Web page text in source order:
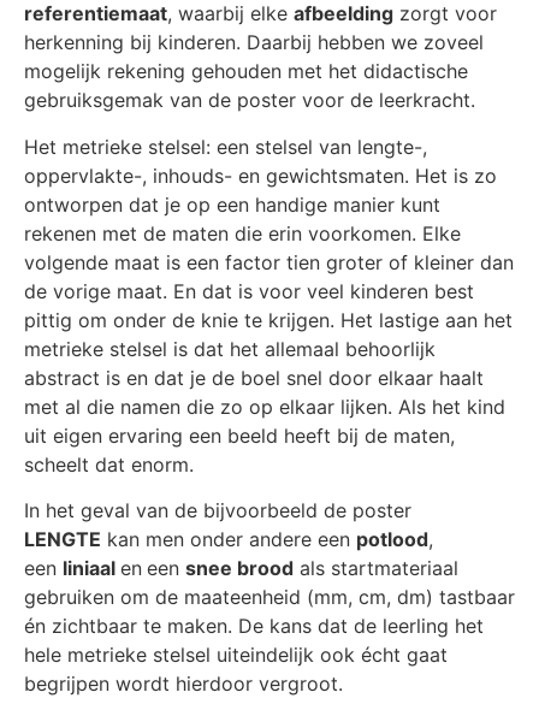
referentiemaat, waarbij elke afbeelding zorgt voor
herkenning bij kinderen. Daarbij hebben we zoveel
mogelijk rekening gehouden met het didactische
gebruiksgemak van de poster voor de leerkracht.
Het metrieke stelsel: een stelsel van lengte-,
oppervlakte-, inhouds- en gewichtsmaten. Het is zo
ontworpen dat je op een handige manier kunt
rekenen met de maten die erin voorkomen. Elke
volgende maat is een factor tien groter of kleiner dan
de vorige maat. En dat is voor veel kinderen best
pittig om onder de knie te krijgen. Het lastige aan het
metrieke stelsel is dat het allemaal behoorlijk
abstract is en dat je de boel snel door elkaar haalt
met al die namen die zo op elkaar lijken. Als het kind
uit eigen ervaring een beeld heeft bij de maten,
scheelt dat enorm.
In het geval van de bijvoorbeeld de poster
LENGTE kan men onder andere een potlood,
een liniaal en een snee brood als startmateriaal
gebruiken om de maateenheid (mm, cm, dm) tastbaar
én zichtbaar te maken. De kans dat de leerling het
hele metrieke stelsel uiteindelijk ook écht gaat
begrijpen wordt hierdoor vergroot.